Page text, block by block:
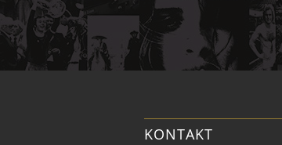
KONTAKT